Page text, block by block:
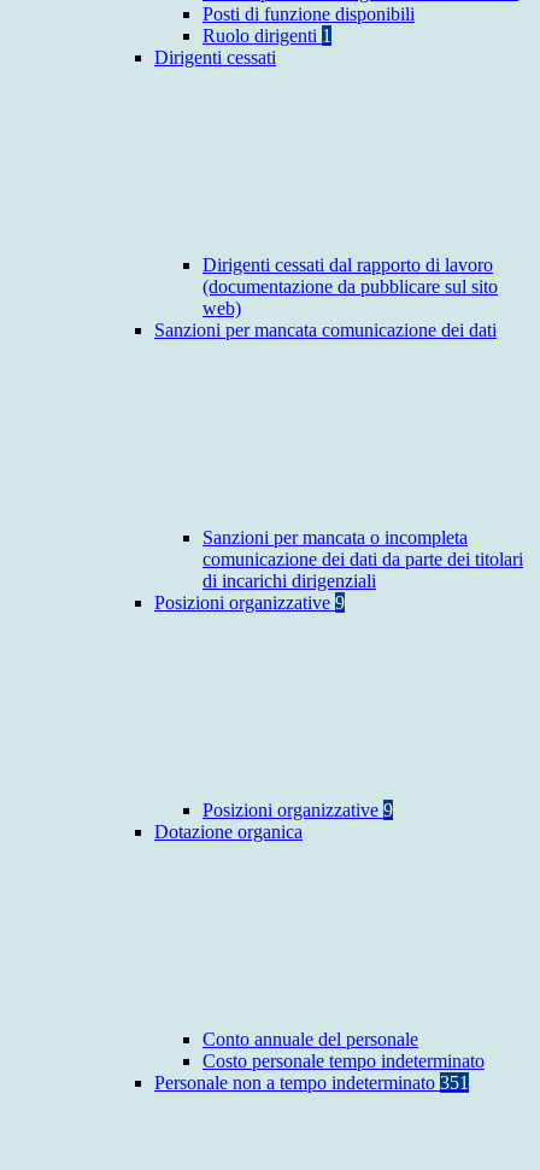
Posti di funzione disponibili
Ruolo dirigenti 1
Dirigenti cessati
Dirigenti cessati dal rapporto di lavoro
(documentazione da pubblicare sul sito
web)
Sanzioni per mancata comunicazione dei dati
Sanzioni per mancata o incompleta
comunicazione dei dati da parte dei titolari
di incarichi dirigenziali
Posizioni organizzative 9
Posizioni organizzative 9
Dotazione organica
Conto annuale del personale
Costo personale tempo indeterminato
Personale non a tempo indeterminato 351